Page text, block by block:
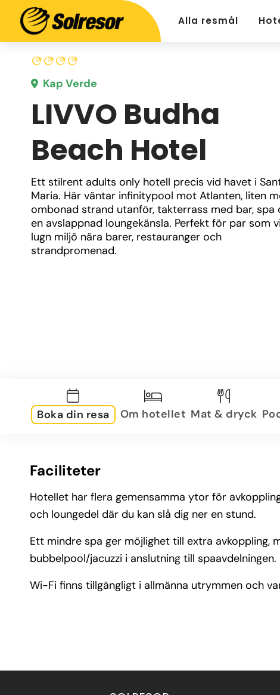
Alla resmål
Kap Verde
LIVVO Budha
Beach Hotel
Ett stilrent adults only hotell precis vid havet i
Maria. Här väntar infinitypool mot Atlanten, liten
ombonad strand utanför, takterrass med bar, spa
en avslappnad loungekänsla. Perfekt för par som
lugn miljö nära barer, restauranger och
strandpromenad.
Boka din resa Om hotellet Mat & dryck
Faciliteter
Hotellet har flera gemensamma ytor för
och loungedel där du kan slå dig ner en stund.
Ett mindre spa ger möjlighet till extra avkoppling,
bubbelpool/jacuzzi i anslutning till spaavdelningen.
Wi-Fi finns tillgängligt i allmänna utrymmen och